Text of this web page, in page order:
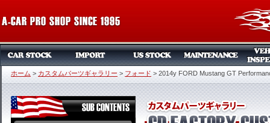
ホーム > カスタムパーツギャラリー > フォード > 2014y FORD Mustang GT